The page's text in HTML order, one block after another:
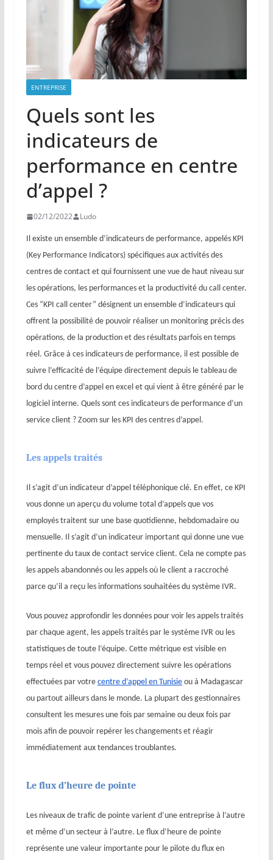
ENTREPRISE
Quels sont les
indicateurs de
performance en centre
d’appel ?
02/12/2022 Ludo
Il existe un ensemble d’indicateurs de performance, appelés KPI
(Key Performance Indicators) spécifiques aux activités des
centres de contact et qui fournissent une vue de haut niveau sur
les opérations, les performances et la productivité du call center.
Ces “KPI call center” désignent un ensemble d’indicateurs qui
offrent la possibilité de pouvoir réaliser un monitoring précis des
opérations, de la production et des résultats parfois en temps
réel. Grâce à ces indicateurs de performance, il est possible de
suivre l’efficacité de l’équipe directement depuis le tableau de
bord du centre d’appel en excel et qui vient à être généré par le
logiciel interne. Quels sont ces indicateurs de performance d’un
service client ? Zoom sur les KPI des centres d’appel.
Les appels traités
Il s’agit d’un indicateur d’appel téléphonique clé. En effet, ce KPI
vous donne un aperçu du volume total d’appels que vos
employés traitent sur une base quotidienne, hebdomadaire ou
mensuelle. Il s’agit d’un indicateur important qui donne une vue
pertinente du taux de contact service client. Cela ne compte pas
les appels abandonnés ou les appels où le client a raccroché
parce qu’il a reçu les informations souhaitées du système IVR.
Vous pouvez approfondir les données pour voir les appels traités
par chaque agent, les appels traités par le système IVR ou les
statistiques de toute l’équipe. Cette métrique est visible en
temps réel et vous pouvez directement suivre les opérations
effectuées par votre centre d’appel en Tunisieou à Madagascar
ou partout ailleurs dans le monde. La plupart des gestionnaires
consultent les mesures une fois par semaine ou deux fois par
mois afin de pouvoir repérer les changements et réagir
immédiatement aux tendances troublantes.
Le flux d’heure de pointe
Les niveaux de trafic de pointe varient d’une entreprise à l’autre
et même d’un secteur à l’autre. Le flux d’heure de pointe
représente une valeur importante pour le pilote du flux en